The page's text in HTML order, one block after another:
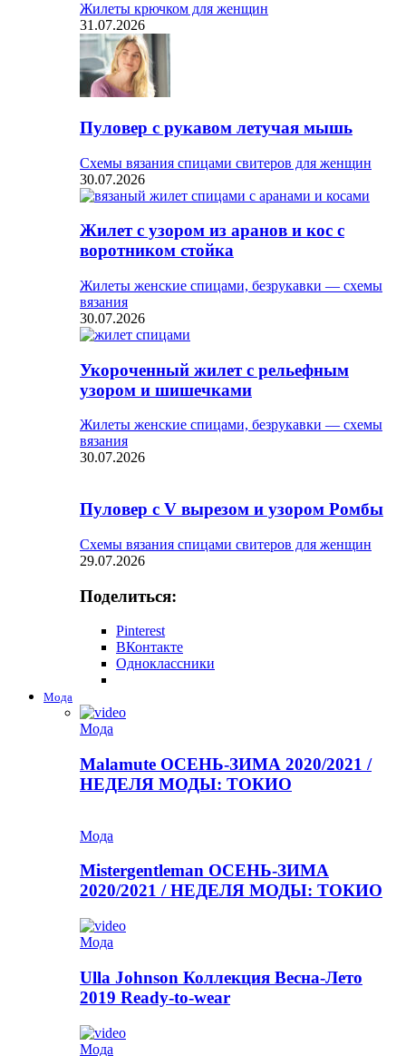
Жилеты крючком для женщин
31.07.2026
Пуловер с рукавом летучая мышь
Схемы вязания спицами свитеров для женщин
30.07.2026
Жилет с узором из аранов и кос с
воротником стойка
Жилеты женские спицами, безрукавки — схемы
вязания
30.07.2026
Укороченный жилет с рельефным
узором и шишечками
Жилеты женские спицами, безрукавки — схемы
вязания
30.07.2026
Пуловер с V вырезом и узором Ромбы
Схемы вязания спицами свитеров для женщин
29.07.2026
Поделиться:
Pinterest
ВКонтакте
Одноклассники
Мода
Мода
Malamute ОСЕНЬ-ЗИМА 2020/2021 /
НЕДЕЛЯ МОДЫ: ТОКИО
Мода
Mistergentleman ОСЕНЬ-ЗИМА
2020/2021 / НЕДЕЛЯ МОДЫ: ТОКИО
Мода
Ulla Johnson Коллекция Весна-Лето
2019 Ready-to-wear
Мода